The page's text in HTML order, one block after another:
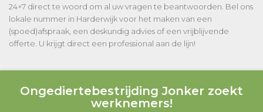
24×7 direct te woord om al uw vragen te beantwoorden. Bel ons
lokale nummer in Harderwijk voor het maken van een
(spoed)afspraak, een deskundig advies of een vrijblijvende
offerte. U krijgt direct een professional aan de lijn!
Ongediertebestrijding Jonker zoekt
werknemers!